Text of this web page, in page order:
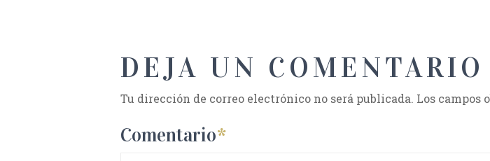
DEJA UN COMENTARIO
Tu dirección de correo electrónico no será publicada. Los campos
Comentario*